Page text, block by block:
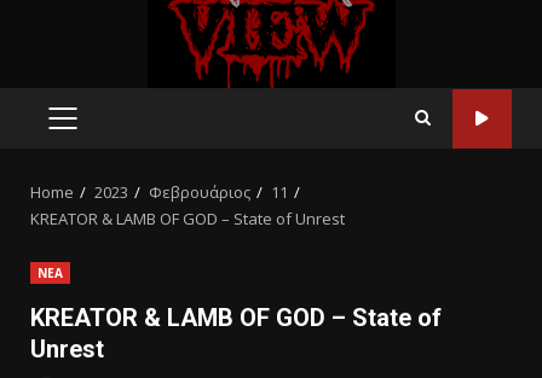
Home 2023 Φεβρουάριος
11
KREATOR & LAMB OF GOD – State of Unrest
ΝΕΑ
KREATOR & LAMB OF GOD – State of
Unrest